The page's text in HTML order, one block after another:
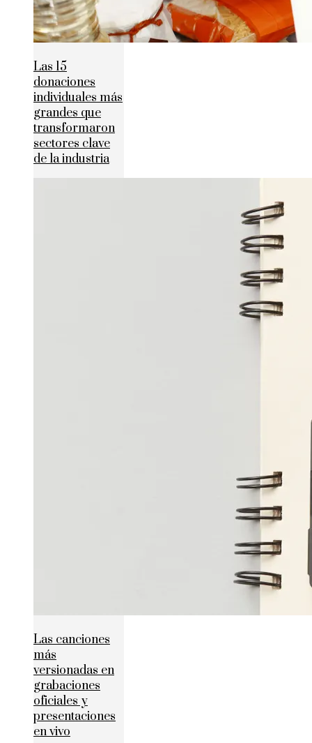
Las 15
donaciones
individuales más
grandes que
transformaron
sectores clave
de la industria
Las canciones
más
versionadas en
grabaciones
oficiales y
presentaciones
en vivo